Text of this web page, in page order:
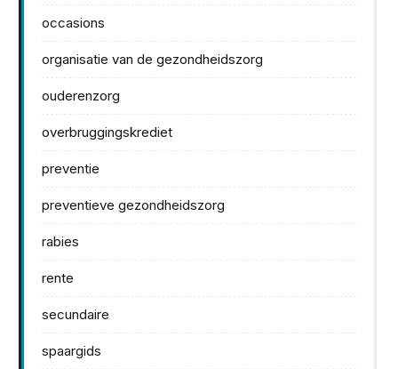
occasions
organisatie van de gezondheidszorg
ouderenzorg
overbruggingskrediet
preventie
preventieve gezondheidszorg
rabies
rente
secundaire
spaargids